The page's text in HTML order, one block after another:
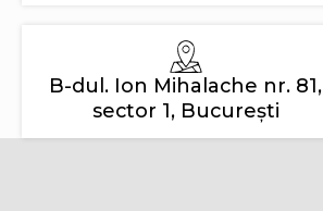
B-dul. Ion Mihalache nr. 81,
sector 1, București